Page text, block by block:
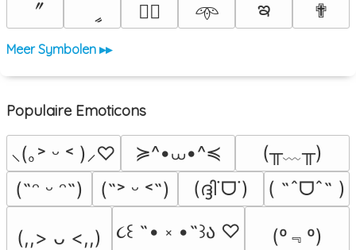
〞 ♡⃕ 𖥸 ఇ ✟
Meer Symbolen ▸▸
Populaire Emoticons
⸜(｡˃ ᵕ ˂ )⸝♡ ≽^•⩊•^≼
(╥﹏╥)
(˶ᵔ ᵕ ᵔ˶)
(˶˃ ᵕ ˂˶) (ദ്ദി˙ᗜ˙) ( ˶ˆᗜˆ˵ )
(,,> ᴗ <,,) ૮꒰ ˶• ༝ •˶꒱ა ♡ (º﹃º)